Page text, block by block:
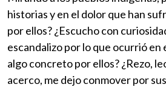
historias y en el dolor que han
por ellos? ¿Escucho con
escandalizo por lo que ocurrió en
algo concreto por ellos? ¿Rezo,
acerco, me dejo conmover por